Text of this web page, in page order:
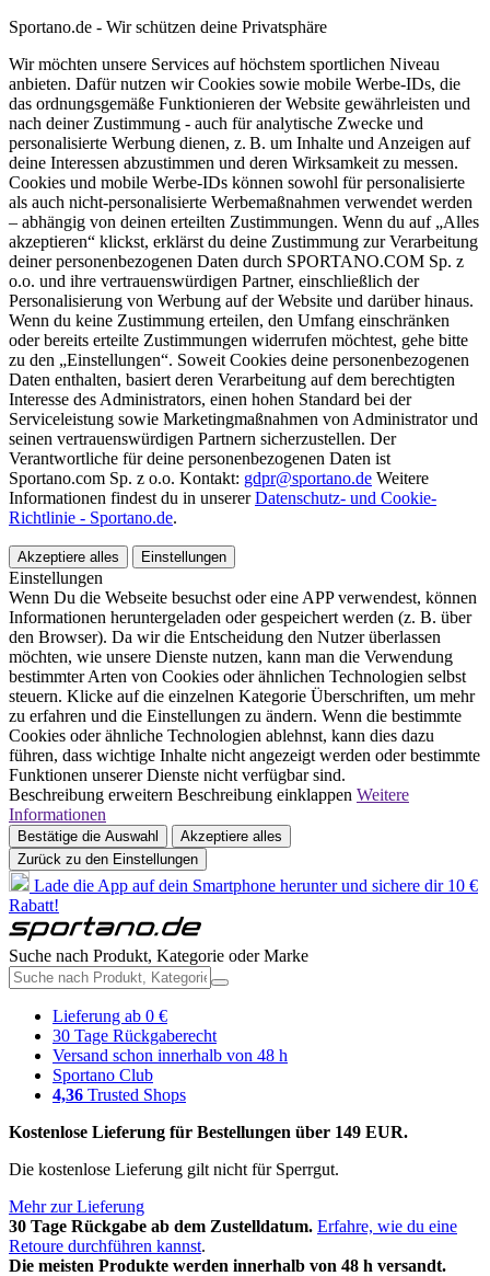
Sportano.de - Wir schützen deine Privatsphäre
Wir möchten unsere Services auf höchstem sportlichen Niveau
anbieten. Dafür nutzen wir Cookies sowie mobile Werbe-IDs, die
das ordnungsgemäße Funktionieren der Website gewährleisten und
nach deiner Zustimmung - auch für analytische Zwecke und
personalisierte Werbung dienen, z. B. um Inhalte und Anzeigen auf
deine Interessen abzustimmen und deren Wirksamkeit zu messen.
Cookies und mobile Werbe-IDs können sowohl für personalisierte
als auch nicht-personalisierte Werbemaßnahmen verwendet werden
– abhängig von deinen erteilten Zustimmungen. Wenn du auf „Alles
akzeptieren“ klickst, erklärst du deine Zustimmung zur Verarbeitung
deiner personenbezogenen Daten durch SPORTANO.COM Sp. z
o.o. und ihre vertrauenswürdigen Partner, einschließlich der
Personalisierung von Werbung auf der Website und darüber hinaus.
Wenn du keine Zustimmung erteilen, den Umfang einschränken
oder bereits erteilte Zustimmungen widerrufen möchtest, gehe bitte
zu den „Einstellungen“. Soweit Cookies deine personenbezogenen
Daten enthalten, basiert deren Verarbeitung auf dem berechtigten
Interesse des Administrators, einen hohen Standard bei der
Serviceleistung sowie Marketingmaßnahmen von Administrator und
seinen vertrauenswürdigen Partnern sicherzustellen. Der
Verantwortliche für deine personenbezogenen Daten ist
Sportano.com Sp. z o.o. Kontakt: gdpr@sportano.de Weitere
Informationen findest du in unsererDatenschutz- und Cookie-
Richtlinie - Sportano.de.
Akzeptiere alles Einstellungen
Einstellungen
Wenn Du die Webseite besuchst oder eine APP verwendest, können
Informationen heruntergeladen oder gespeichert werden (z. B. über
den Browser). Da wir die Entscheidung den Nutzer überlassen
möchten, wie unsere Dienste nutzen, kann man die Verwendung
bestimmter Arten von Cookies oder ähnlichen Technologien selbst
steuern. Klicke auf die einzelnen Kategorie Überschriften, um mehr
zu erfahren und die Einstellungen zu ändern. Wenn die bestimmte
Cookies oder ähnliche Technologien ablehnst, kann dies dazu
führen, dass wichtige Inhalte nicht angezeigt werden oder bestimmte
Funktionen unserer Dienste nicht verfügbar sind.
Beschreibung erweitern Beschreibung einklappen Weitere
Informationen
Bestätige die Auswahl
Akzeptiere alles
Zurück zu den Einstellungen
Lade die App auf dein Smartphone herunter und sichere dir 10 €
Rabatt!
Suche nach Produkt, Kategorie oder Marke
Lieferung ab 0 €
30 Tage Rückgaberecht
Versand schon innerhalb von 48 h
Sportano Club
4,36 Trusted Shops
Kostenlose Lieferung für Bestellungen über 149 EUR.
Die kostenlose Lieferung gilt nicht für Sperrgut.
Mehr zur Lieferung
30 Tage Rückgabe ab dem Zustelldatum. Erfahre, wie du eine
Retoure durchführen kannst.
Die meisten Produkte werden innerhalb von 48 h versandt.